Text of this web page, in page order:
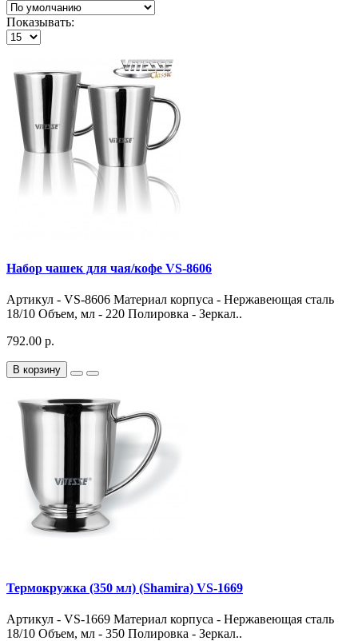
Показывать:
Набор чашек для чая/кофе VS-8606
Артикул - VS-8606 Материал корпуса - Нержавеющая сталь
18/10 Объем, мл - 220 Полировка - Зеркал..
792.00 р.
В корзину
Термокружка (350 мл) (Shamira) VS-1669
Артикул - VS-1669 Материал корпуса - Нержавеющая сталь
18/10 Объем, мл - 350 Полировка - Зеркал..